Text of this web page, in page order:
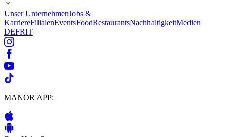
Unser UnternehmenJobs &
KarriereFilialenEventsFoodRestaurantsNachhaltigkeitMedien
DEFRIT
MANOR APP: